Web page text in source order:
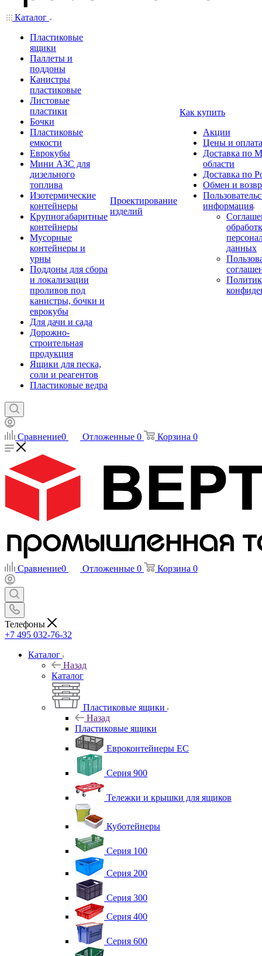
Каталог
Пластиковые
ящики
Паллеты и
поддоны
Канистры
пластиковые
Листовые
пластики
Бочки
Пластиковые
емкости
Еврокубы
Мини АЗС для
дизельного
топлива
Изотермические
контейнеры
Крупногабаритные
контейнеры
Мусорные
контейнеры и
урны
Поддоны для сбора
и локализации
проливов под
канистры, бочки и
еврокубы
Для дачи и сада
Дорожно-
строительная
продукция
Ящики для песка,
соли и реагентов
Пластиковые ведра
Проектирование
изделий
Как купить
Акции
Цены и оплата
Доставка по
области
Доставка по
Обмен и
информация
данных
Сравнение0 Отложенные 0 Корзина 0
Сравнение0 Отложенные 0 Корзина 0
Телефоны
+7 495 032-76-32
Каталог
Назад
Каталог
Пластиковые ящики
Назад
Пластиковые ящики
Евроконтейнеры ЕС
Серия 900
Тележки и крышки для ящиков
Куботейнеры
Серия 100
Серия 200
Серия 300
Серия 400
Серия 600